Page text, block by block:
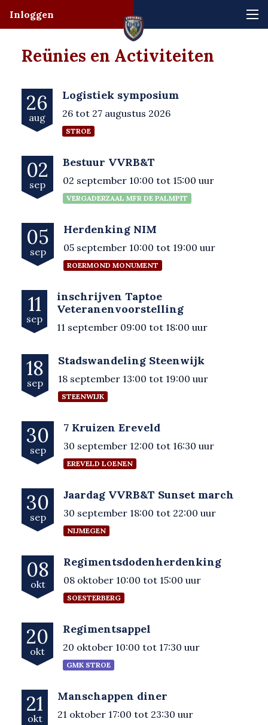
Inloggen
Reünies en Activiteiten
26
aug
Logistiek symposium
26 tot 27 augustus 2026
STROE
02
sep
Bestuur VVRB&T
02 september 10:00 tot 15:00 uur
VERGADERZAAL MFR DE PALMPIT
05
sep
Herdenking NIM
05 september 10:00 tot 19:00 uur
ROERMOND MONUMENT
11
sep
inschrijven Taptoe
Veteranenvoorstelling
11 september 09:00 tot 18:00 uur
18
sep
Stadswandeling Steenwijk
18 september 13:00 tot 19:00 uur
STEENWIJK
30
sep
7 Kruizen Ereveld
30 september 12:00 tot 16:30 uur
EREVELD LOENEN
30
sep
Jaardag VVRB&T Sunset march
30 september 18:00 tot 22:00 uur
NIJMEGEN
08
okt
Regimentsdodenherdenking
08 oktober 10:00 tot 15:00 uur
SOESTERBERG
20
okt
Regimentsappel
20 oktober 10:00 tot 17:30 uur
GMK STROE
21
okt
Manschappen diner
21 oktober 17:00 tot 23:30 uur